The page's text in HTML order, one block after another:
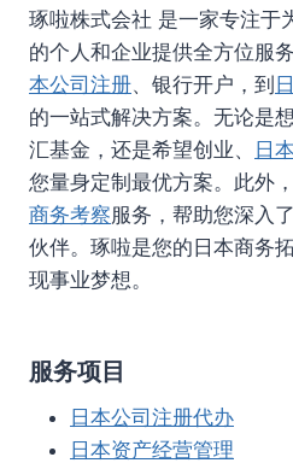
琢啦株式会社 是一家专注于
的个人和企业提供全方位服
本公司注册、银行开户，到
的一站式解决方案。无论是
汇基金，还是希望创业、 日
您量身定制最优方案。此外
商务考察服务，帮助您深入
伙伴。琢啦是您的日本商务
现事业梦想。
服务项目
日本公司注册代办
日本资产经营管理